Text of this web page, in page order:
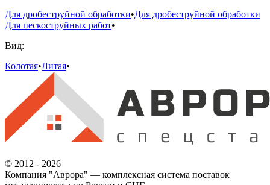
Для дробеструйной обработки•Для дробеструйной обработки
Для пескоструйных работ•
Вид:
Колотая•Литая•
© 2012 - 2026
Компания "Аврора" — комплексная система поставок